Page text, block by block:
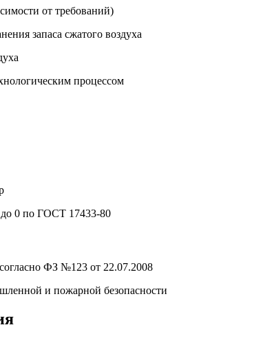
от требований)
запаса сжатого воздуха
процессом
до 0 по ГОСТ 17433-80
ФЗ №123 от 22.07.2008
и пожарной безопасности